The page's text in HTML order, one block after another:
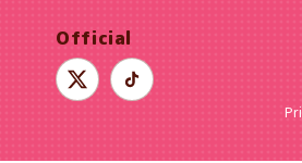
Official